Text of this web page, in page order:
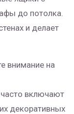
до потолка.
и делает
внимание на
часто включают
декоративных